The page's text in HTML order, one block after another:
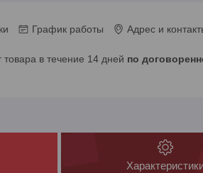
График работы Адрес и
товара в течение 14 дней по